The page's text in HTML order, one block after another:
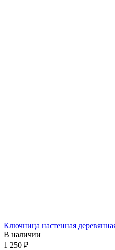
Ключница настенная
В наличии
1 250 ₽